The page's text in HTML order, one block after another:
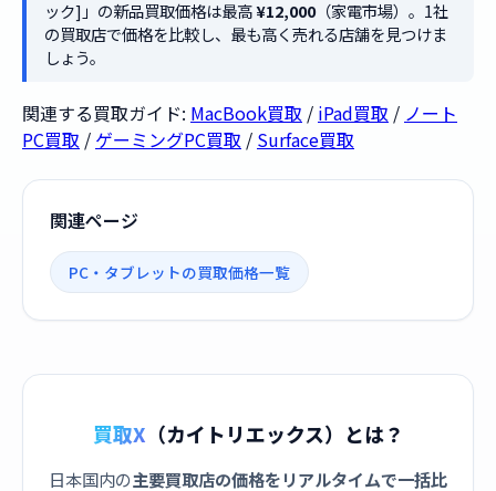
ック]」の新品買取価格は最高¥12,000（家電市場）。1社
の買取店で価格を比較し、最も高く売れる店舗を見つけま
しょう。
関連する買取ガイド: MacBook買取 / iPad買取 / ノート
PC買取 / ゲーミングPC買取 / Surface買取
関連ページ
PC・タブレットの買取価格一覧
買取X （カイトリエックス）とは？
日本国内の主要買取店の価格をリアルタイムで一括比